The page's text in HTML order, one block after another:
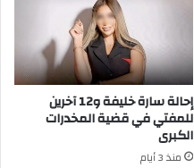
إحالة سارة خليفة و12 آخرين
للمفتي في قضية المخدرات
الكبرى
منذ 3 أيام